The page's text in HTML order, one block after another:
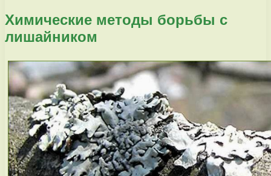
Химические методы борьбы с
лишайником